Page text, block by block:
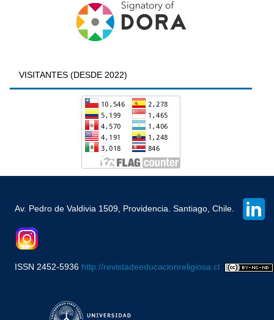
VISITANTES (DESDE 2022)
Av. Pedro de Valdivia 1509, Providencia. Santiago, Chile.
ISSN 2452-5936 http://revistadeeducacionreligiosa.cl